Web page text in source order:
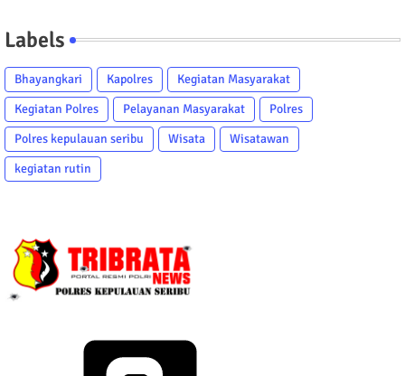
Labels
Bhayangkari Kapolres
Kegiatan Masyarakat
Kegiatan Polres
Pelayanan Masyarakat
Polres
Polres kepulauan seribu
Wisata
Wisatawan
kegiatan rutin